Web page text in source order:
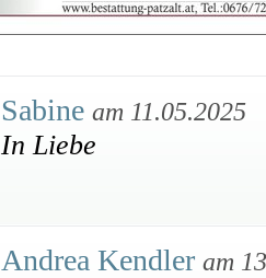
Sabine am 11.05.2025
In Liebe
Andrea Kendler am